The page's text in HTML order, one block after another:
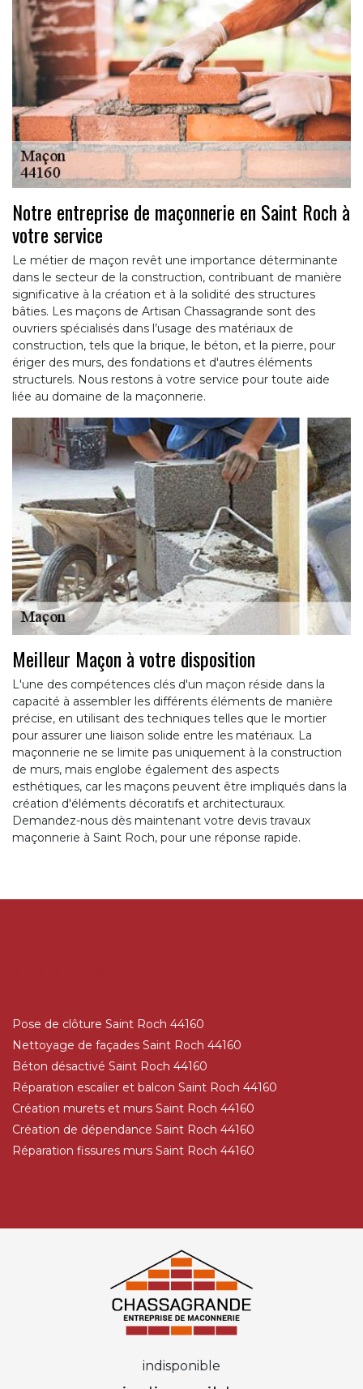
Notre entreprise de maçonnerie en Saint Roch à
votre service
Le métier de maçon revêt une importance déterminante
dans le secteur de la construction, contribuant de manière
significative à la création et à la solidité des structures
bâties. Les maçons de Artisan Chassagrande sont des
ouvriers spécialisés dans l’usage des matériaux de
construction, tels que la brique, le béton, et la pierre, pour
ériger des murs, des fondations et d'autres éléments
structurels. Nous restons à votre service pour toute aide
liée au domaine de la maçonnerie.
Meilleur Maçon à votre disposition
L'une des compétences clés d'un maçon réside dans la
capacité à assembler les différents éléments de manière
précise, en utilisant des techniques telles que le mortier
pour assurer une liaison solide entre les matériaux. La
maçonnerie ne se limite pas uniquement à la construction
de murs, mais englobe également des aspects
esthétiques, car les maçons peuvent être impliqués dans la
création d'éléments décoratifs et architecturaux.
Demandez-nous dès maintenant votre devis travaux
maçonnerie à Saint Roch, pour une réponse rapide.
Pose de clôture Saint Roch 44160
Nettoyage de façades Saint Roch 44160
Béton désactivé Saint Roch 44160
Réparation escalier et balcon Saint Roch 44160
Création murets et murs Saint Roch 44160
Création de dépendance Saint Roch 44160
Réparation fissures murs Saint Roch 44160
indisponible